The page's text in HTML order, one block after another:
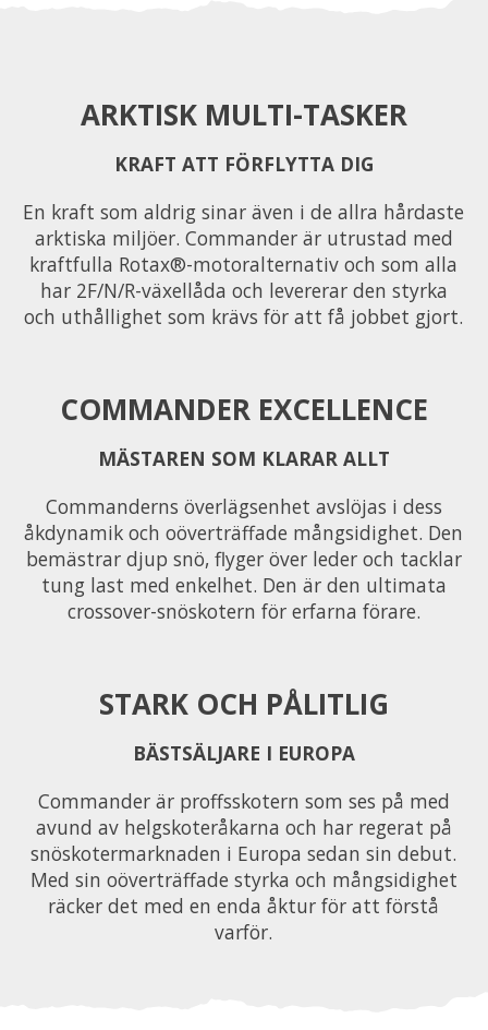
ARKTISK MULTI-TASKER
KRAFT ATT FÖRFLYTTA DIG
En kraft som aldrig sinar även i de allra hårdaste
arktiska miljöer. Commander är utrustad med
kraftfulla Rotax®-motoralternativ och som alla
har 2F/N/R-växellåda och levererar den styrka
och uthållighet som krävs för att få jobbet gjort.
COMMANDER EXCELLENCE
MÄSTAREN SOM KLARAR ALLT
Commanderns överlägsenhet avslöjas i dess
åkdynamik och oöverträffade mångsidighet. Den
bemästrar djup snö, flyger över leder och tacklar
tung last med enkelhet. Den är den ultimata
crossover-snöskotern för erfarna förare.
STARK OCH PÅLITLIG
BÄSTSÄLJARE I EUROPA
Commander är proffsskotern som ses på med
avund av helgskoteråkarna och har regerat på
snöskotermarknaden i Europa sedan sin debut.
Med sin oöverträffade styrka och mångsidighet
räcker det med en enda åktur för att förstå
varför.